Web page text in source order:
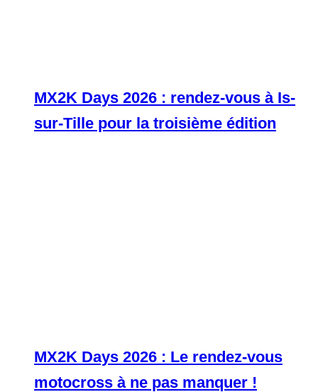
MX2K Days 2026 : rendez-vous à Is-
sur-Tille pour la troisième édition
MX2K Days 2026 : Le rendez-vous
motocross à ne pas manquer !